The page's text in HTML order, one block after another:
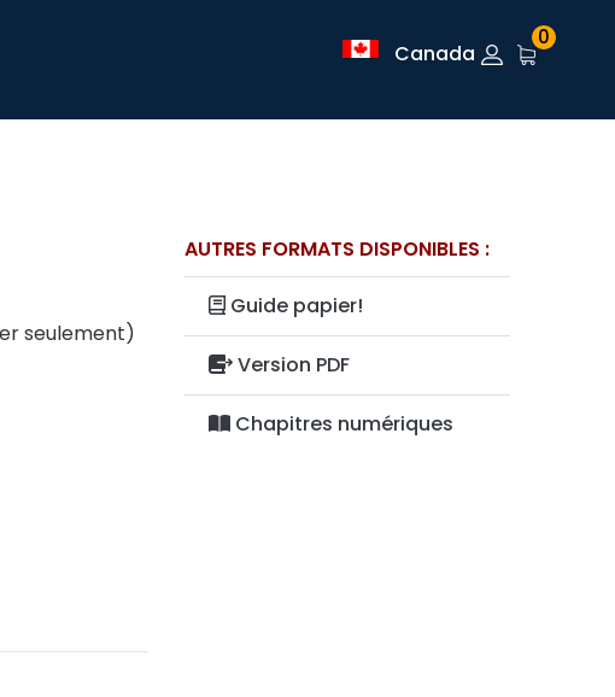
Canada
0
seulement)
AUTRES FORMATS DISPONIBLES :
Guide papier!
Version PDF
Chapitres numériques